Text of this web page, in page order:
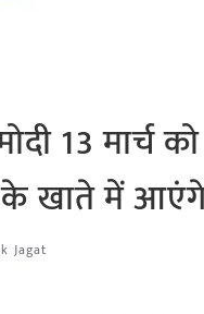
13 मार्च
के खाते में
Jagat